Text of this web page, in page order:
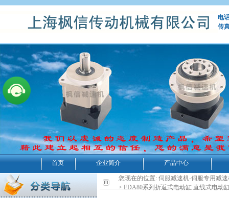
电
传
首页 企业简介 产品中心
您现在的位置: 伺服减速机-伺服专用减
> EDA80系列折返式电动缸 直线式电动